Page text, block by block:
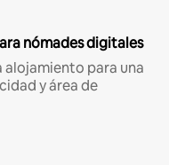
nómades digitales
alojamiento para una
y área de